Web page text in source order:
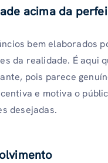
acima da
bem elaborados
da realidade. É aqui
pois parece
e motiva o
desejadas.